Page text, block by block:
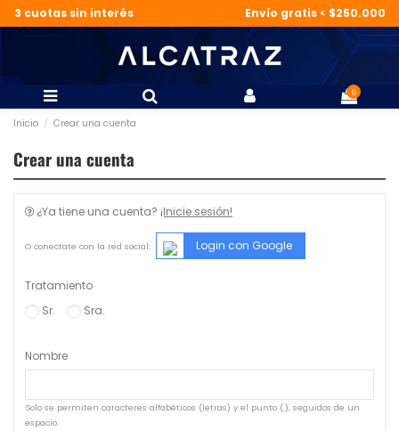
3 cuotas sin interés Envío gratis < $250.000
0
Inicio Crear una cuenta
Crear una cuenta
¿Ya tiene una cuenta? ¡Inicie sesión!
O conectate con la red social: Login con Google
Tratamiento
Sr.
Sra.
Nombre
Solo se permiten caracteres alfabéticos (letras) y el punto (.), seguidos de un
espacio.